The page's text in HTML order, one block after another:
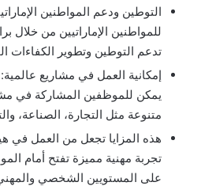
التوطين ودعم المواطنين
للمواطنين الإماراتيين من خلال
تدعم التوطين وتطوير الكفاءات
إمكانية العمل في مشاريع
يمكن للموظفين المشاركة في
متنوعة مثل التجارة، الصناعة،
هذه المزايا تجعل من العمل في
تجربة مهنية مميزة تفتح أمام
على المستويين الشخصي